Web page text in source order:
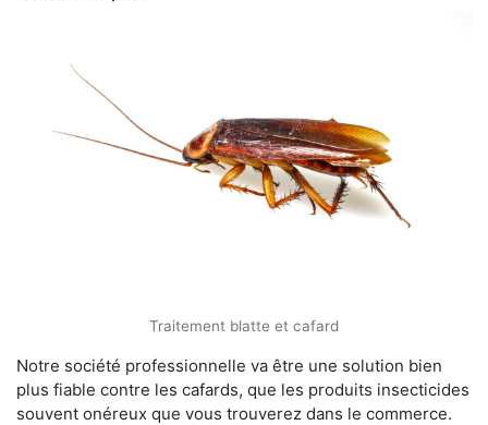
Traitement blatte et cafard
Notre société professionnelle va être une solution bien
plus fiable contre les cafards, que les produits insecticides
souvent onéreux que vous trouverez dans le commerce.